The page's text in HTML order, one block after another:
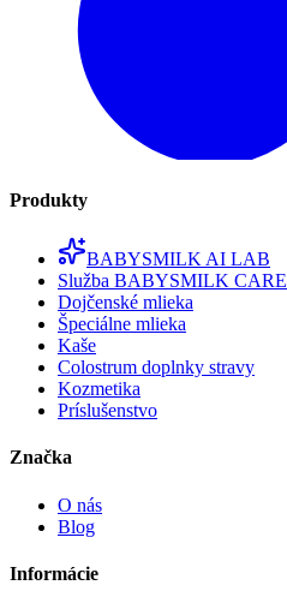
Produkty
BABYSMILK AI LAB
Služba BABYSMILK CARE
Dojčenské mlieka
Špeciálne mlieka
Kaše
Colostrum doplnky stravy
Kozmetika
Príslušenstvo
Značka
O nás
Blog
Informácie